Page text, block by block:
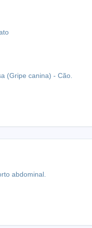
(Gripe canina) - Cão.
abdominal.